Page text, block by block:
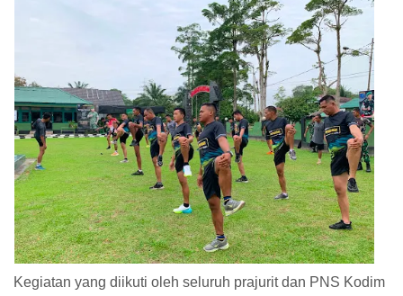
Kegiatan yang diikuti oleh seluruh prajurit dan PNS Kodim